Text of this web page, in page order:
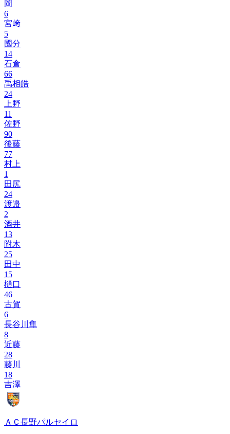
岡
6
宮﨑
5
國分
14
石倉
66
禹相皓
24
上野
11
佐野
90
後藤
77
村上
1
田尻
24
渡邉
2
酒井
13
附木
25
田中
15
樋口
46
古賀
6
長谷川隼
8
近藤
28
藤川
18
吉澤
ＡＣ長野パルセイロ